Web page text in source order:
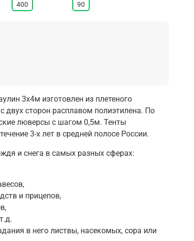
400 90
3х4м изготовлен из плетеного
двух сторон расплавом полиэтилена. По
люверсы с шагом 0,5м. Тенты
3-х лет в средней полосе России.
и снега в самых разных сферах:
и прицепов,
в него листвы, насекомых, сора или